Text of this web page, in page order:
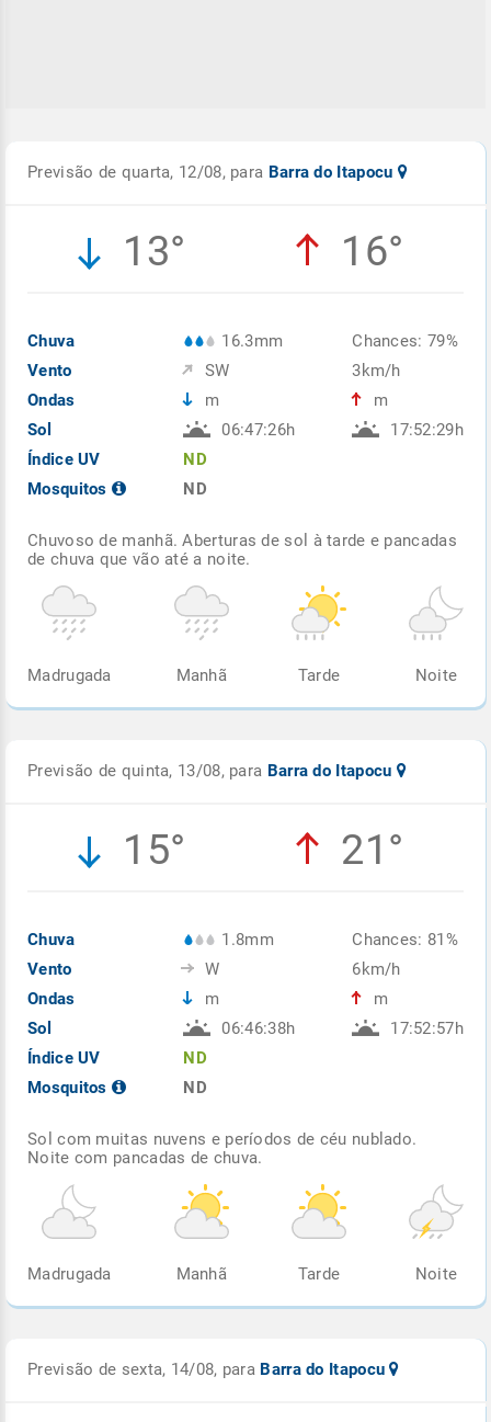
Previsão de quarta, 12/08, para Barra do Itapocu
13° 16°
Chuva
Vento
Ondas
Sol
Índice UV
Mosquitos
16.3mm
SW
m
06:47:26h
ND
ND
Chances: 79%
3km/h
m
17:52:29h
Chuvoso de manhã. Aberturas de sol à tarde e pancadas
de chuva que vão até a noite.
Madrugada Manhã Tarde Noite
Previsão de quinta, 13/08, para Barra do Itapocu
15° 21°
Chuva
Vento
Ondas
Sol
Índice UV
Mosquitos
1.8mm
W
m
06:46:38h
ND
ND
Chances: 81%
6km/h
m
17:52:57h
Sol com muitas nuvens e períodos de céu nublado.
Noite com pancadas de chuva.
Madrugada Manhã Tarde Noite
Previsão de sexta, 14/08, para Barra do Itapocu